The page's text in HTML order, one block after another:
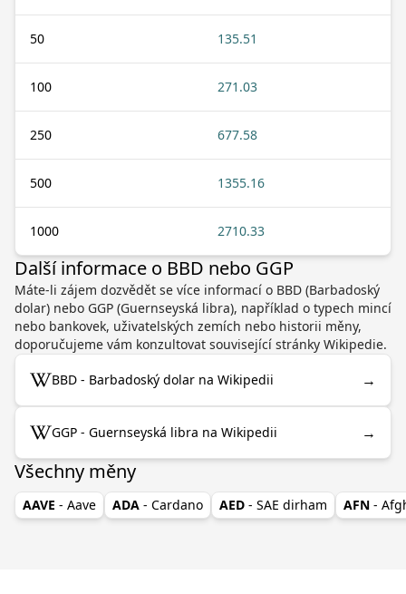
50 135.51
100 271.03
250 677.58
500 1355.16
1000 2710.33
Další informace o BBD nebo GGP
Máte-li zájem dozvědět se více informací o BBD (Barbadoský
dolar) nebo GGP (Guernseyská libra), například o typech mincí
nebo bankovek, uživatelských zemích nebo historii měny,
doporučujeme vám konzultovat související stránky Wikipedie.
BBD - Barbadoský dolar na Wikipedii →
GGP - Guernseyská libra na Wikipedii →
Všechny měny
AAVE - Aave ADA - Cardano AED - SAE dirham AFN -